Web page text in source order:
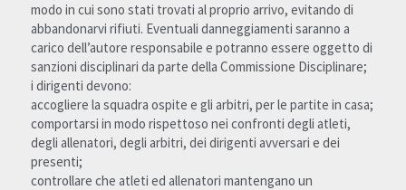
modo in cui sono stati trovati al proprio arrivo, evitando di
abbandonarvi rifiuti. Eventuali danneggiamenti saranno a
carico dell’autore responsabile e potranno essere oggetto di
sanzioni disciplinari da parte della Commissione Disciplinare;
i dirigenti devono:
accogliere la squadra ospite e gli arbitri, per le partite in casa;
comportarsi in modo rispettoso nei confronti degli atleti,
degli allenatori, degli arbitri, dei dirigenti avversari e dei
presenti;
controllare che atleti ed allenatori mantengano un